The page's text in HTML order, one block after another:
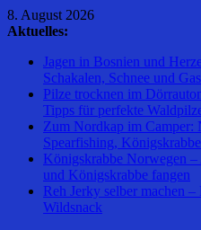
Zum
Inhalt
8. August 2026
Aktuelles:
Jagen in Bosnien und
Schakalen, Schnee und
Pilze trocknen im
Tipps für perfekte
Zum Nordkap im Camper:
Spearfishing,
Königskrabbe Norwegen
und Königskrabbe fangen
Reh Jerky selber machen
Wildsnack